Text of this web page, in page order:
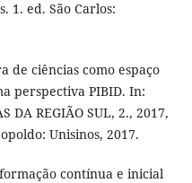
1. ed. São Carlos:
de ciências como espaço
perspectiva PIBID. In:
DA REGIÃO SUL, 2., 2017,
Unisinos, 2017.
contínua e inicial